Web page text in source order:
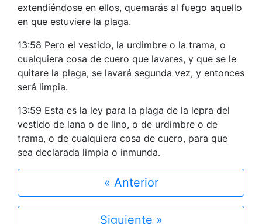
extendiéndose en ellos, quemarás al fuego aquello
en que estuviere la plaga.
13:58 Pero el vestido, la urdimbre o la trama, o
cualquiera cosa de cuero que lavares, y que se le
quitare la plaga, se lavará segunda vez, y entonces
será limpia.
13:59 Esta es la ley para la plaga de la lepra del
vestido de lana o de lino, o de urdimbre o de
trama, o de cualquiera cosa de cuero, para que
sea declarada limpia o inmunda.
« Anterior
Siguiente »